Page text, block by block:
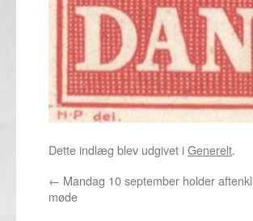
Dette indlæg blev udgivet iGenerelt.
← Mandag 10 september holder
møde